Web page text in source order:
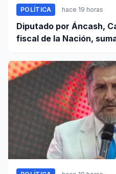
POLÍTICA hace 19 horas
Diputado por Áncash,
fiscal de la Nación,